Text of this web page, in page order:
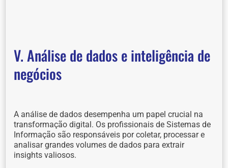
V. Análise de dados e inteligência de
negócios
A análise de dados desempenha um papel crucial na
transformação digital. Os profissionais de Sistemas de
Informação são responsáveis por coletar, processar e
analisar grandes volumes de dados para extrair
insights valiosos.